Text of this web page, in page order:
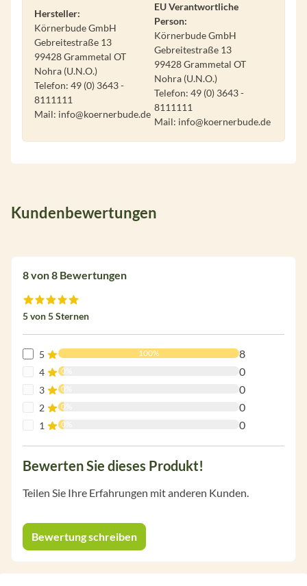
Hersteller:
Körnerbude GmbH
Gebreitestraße 13
99428 Grammetal OT
Nohra (U.N.O.)
Telefon: 49 (0) 3643 -
8111111
Mail: info@koernerbude.de
EU Verantwortliche
Person:
Körnerbude GmbH
Gebreitestraße 13
99428 Grammetal OT
Nohra (U.N.O.)
Telefon: 49 (0) 3643 -
8111111
Mail: info@koernerbude.de
Kundenbewertungen
8 von 8 Bewertungen
Durchschnittliche Bewertung von 5 von 5 Sternen
5 von 5 Sternen
5 100% 8
4 0% 0
3 0% 0
2 0% 0
1 0% 0
Bewerten Sie dieses Produkt!
Teilen Sie Ihre Erfahrungen mit anderen Kunden.
Bewertung schreiben